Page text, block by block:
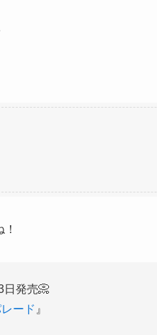
日発売📀
ード 』